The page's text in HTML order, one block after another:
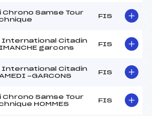
Chrono Samse Tour
FIS
International Citadin
garcons
FIS
International Citadin
-GARCONS
FIS
Chrono Samse Tour
HOMMES
FIS